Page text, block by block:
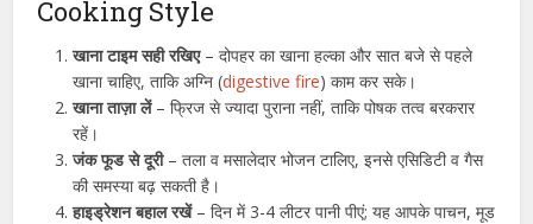
Cooking Style
खाना टाइम सही रखिए– दोपहर का खाना हल्का और सात बजे से पहले
खाना चाहिए, ताकि अग्नि (digestive fire) काम कर सके।
खाना ताज़ा लें– फ्रिज से ज्यादा पुराना नहीं, ताकि पोषक तत्व बरकरार
रहें।
जंक फूड से दूरी– तला व मसालेदार भोजन टालिए, इनसे एसिडिटी व गैस
की समस्या बढ़ सकती है।
हाइड्रेशन बहाल रखें– दिन में 3-4 लीटर पानी पीएं; यह आपके पाचन, मूड